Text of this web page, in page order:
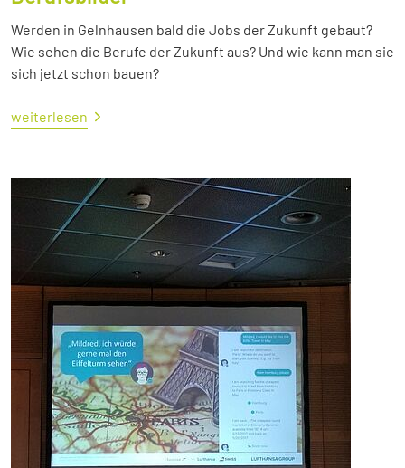
Werden in Gelnhausen bald die Jobs der Zukunft gebaut?
Wie sehen die Berufe der Zukunft aus? Und wie kann man sie
sich jetzt schon bauen?
weiterlesen